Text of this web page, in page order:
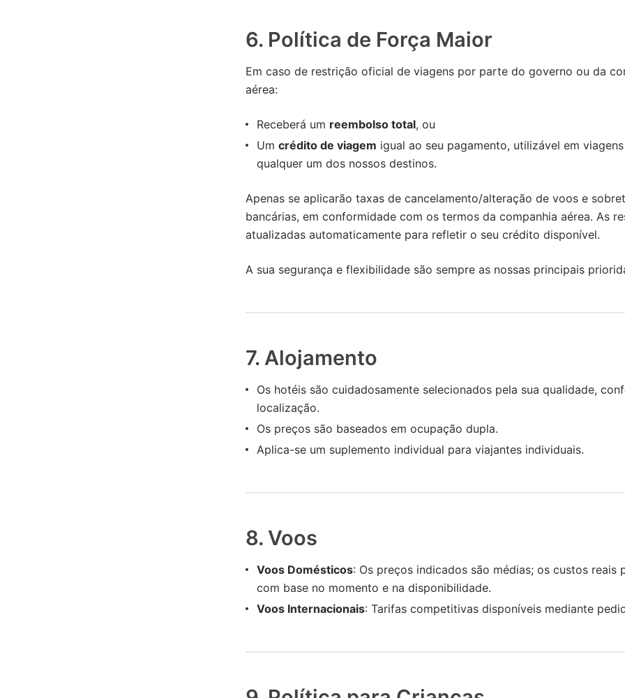
6. Política de Força Maior
Em caso de restrição oficial de viagens por parte do governo ou da
aérea:
Receberá um reembolso total, ou
Um crédito de viagem igual ao seu pagamento, utilizável em
qualquer um dos nossos destinos.
Apenas se aplicarão taxas de cancelamento/alteração de voos e
bancárias, em conformidade com os termos da companhia aérea. As
atualizadas automaticamente para refletir o seu crédito disponível.
A sua segurança e flexibilidade são sempre as nossas principais
7. Alojamento
Os hotéis são cuidadosamente selecionados pela sua qualidade,
localização.
Os preços são baseados em ocupação dupla.
Aplica-se um suplemento individual para viajantes individuais.
8. Voos
Voos Domésticos: Os preços indicados são médias; os custos reais
com base no momento e na disponibilidade.
Voos Internacionais: Tarifas competitivas disponíveis mediante